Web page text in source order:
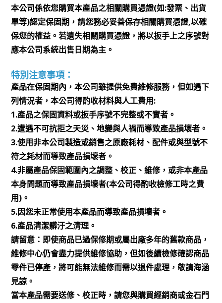
本公司係依您購買本產品之相關購買憑證(如:發票、出貨
單等)認定保固期，請您務必妥善保存相關購買憑證,以確
保您的權益。若遺失相關購買憑證，將以扳手上之序號對
應本公司系統出售日期為主。
特別注意事項：
產品在保固期內，本公司雖提供免費維修服務，但如遇下
列情況者，本公司得酌收材料與人工費用:
1.產品之保固資料或扳手序號不完整或不實者。
2.遭遇不可抗拒之天災、地變與人禍而導致產品損壞者。
3.使用非本公司製造或銷售之原廠耗材、配件或與型號不
符之耗材而導致產品損壞者。
4.非屬產品保固範圍內之調整、校正、維修，或非本產品
本身問題而導致產品損壞者(本公司得酌收檢修工時之費
用)。
5.因您未正常使用本產品而導致產品損壞者。
6.產品清潔髒汙之清理。
請留意：即使商品已過保修期或屬出廠多年的舊款商品，
維修中心仍會盡力提供維修協助，但如後續檢修確認商品
零件已停產，將可能無法維修而需以退件處理，敬請海涵
見諒。
當本產品需要送修、校正時，請您與購買經銷商或金石門